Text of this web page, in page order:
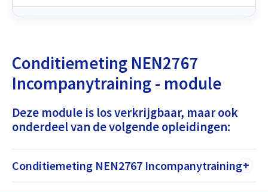
Conditiemeting NEN2767
Incompanytraining - module
Deze module is los verkrijgbaar, maar ook
onderdeel van de volgende opleidingen:
Conditiemeting NEN2767 Incompanytraining+